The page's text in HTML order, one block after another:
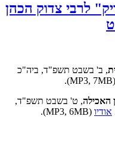
לרבי צדוק הכהן
, ב' בשבט תשפ"ד, ביה"כ
(MP3, 7MB).
האכילה, ט' בשבט תשפ"ד,
אודיו (MP3, 6MB).